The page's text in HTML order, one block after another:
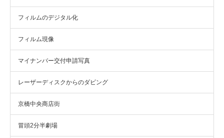
フィルムのデジタル化
フィルム現像
マイナンバー交付申請写真
レーザーディスクからのダビング
京橋中央商店街
冒頭2分半劇場